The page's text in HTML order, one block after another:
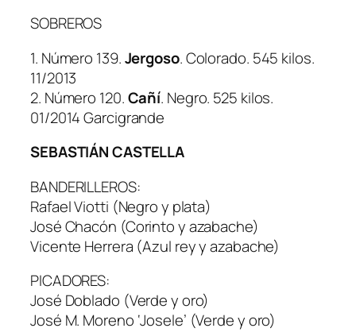
SOBREROS
1. Número 139.Jergoso. Colorado. 545 kilos.
11/2013
2. Número 120.Cañí. Negro. 525 kilos.
01/2014 Garcigrande
SEBASTIÁN CASTELLA
BANDERILLEROS:
Rafael Viotti (Negro y plata)
José Chacón (Corinto y azabache)
Vicente Herrera (Azul rey y azabache)
PICADORES:
José Doblado (Verde y oro)
José M. Moreno ‘Josele’ (Verde y oro)